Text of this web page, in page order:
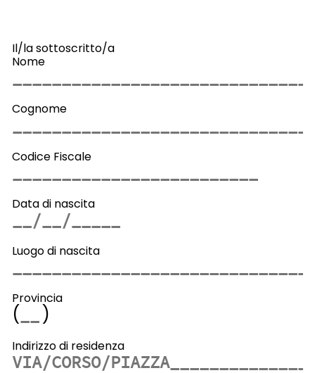
Il/la sottoscritto/a
Nome
Cognome
Codice Fiscale
Data di nascita
Luogo di nascita
Provincia
( )
Indirizzo di residenza